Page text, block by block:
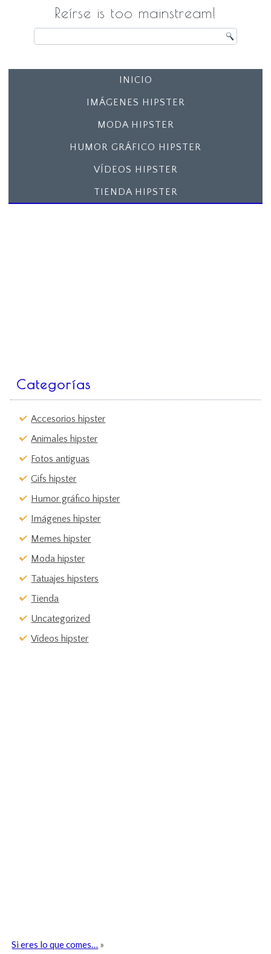
Reírse is too mainstream!
INICIO
IMÁGENES HIPSTER
MODA HIPSTER
HUMOR GRÁFICO HIPSTER
VÍDEOS HIPSTER
TIENDA HIPSTER
Categorías
Accesorios hipster
Animales hipster
Fotos antiguas
Gifs hipster
Humor gráfico hipster
Imágenes hipster
Memes hipster
Moda hipster
Tatuajes hipsters
Tienda
Uncategorized
Vídeos hipster
Si eres lo que comes… »